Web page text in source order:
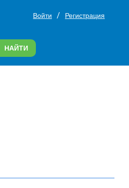
Войти / Регистрация
НАЙТИ